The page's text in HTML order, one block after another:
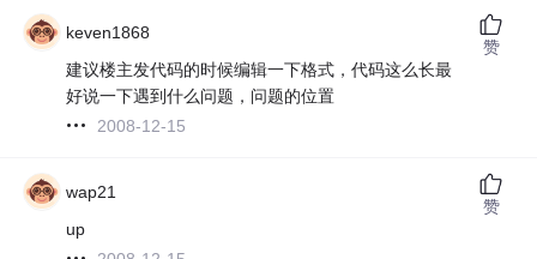
keven1868
建议楼主发代码的时候编辑一下格式，代码这么长最
好说一下遇到什么问题，问题的位置
2008-12-15
赞
wap21
up
赞